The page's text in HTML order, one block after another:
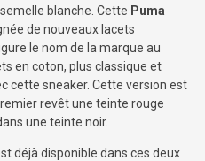
blanche. Cette Puma
de nouveaux lacets
le nom de la marque au
en coton, plus classique et
cette sneaker. Cette version est
revêt une teinte rouge
une teinte noir.
déjà disponible dans ces deux